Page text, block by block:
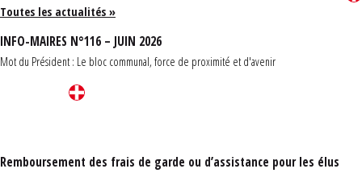
Toutes les actualités »
INFO-MAIRES N°116 – JUIN 2026
Mot du Président : Le bloc communal, force de proximité et d'avenir
Remboursement des frais de garde ou d’assistance pour les élus